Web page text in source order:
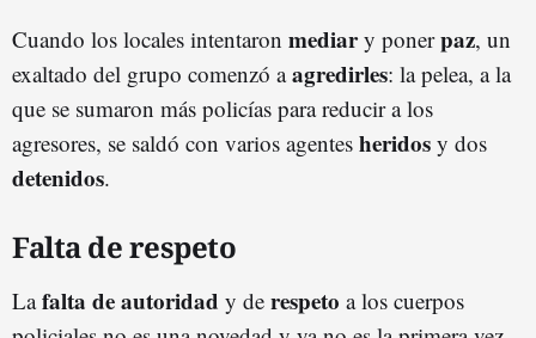
Cuando los locales intentaron mediary ponerpaz, un
exaltado del grupo comenzó aagredirles: la pelea, a la
que se sumaron más policías para reducir a los
agresores, se saldó con varios agentes heridos y dos
detenidos.
Falta de respeto
Lafalta de autoridad y de respeto a los cuerpos